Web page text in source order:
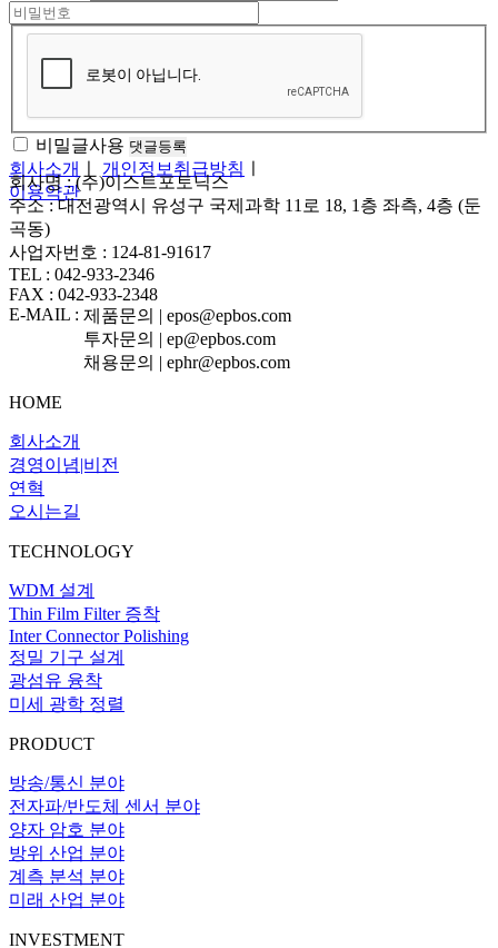
비밀글사용
회사소개
개인정보취급방침
이용약관
회사명 : (주)이스트포토닉스
주소 : 대전광역시 유성구 국제과학 11로 18, 1층 좌측, 4층 (둔
곡동)
사업자번호 : 124-81-91617
TEL : 042-933-2346
FAX : 042-933-2348
E-MAIL : 제품문의 | epos@epbos.com
투자문의 | ep@epbos.com
채용문의 | ephr@epbos.com
HOME
회사소개
경영이념|비전
연혁
오시는길
TECHNOLOGY
WDM 설계
Thin Film Filter 증착
Inter Connector Polishing
정밀 기구 설계
광섬유 융착
미세 광학 정렬
PRODUCT
방송/통신 분야
전자파/반도체 센서 분야
양자 암호 분야
방위 산업 분야
계측 분석 분야
미래 산업 분야
INVESTMENT